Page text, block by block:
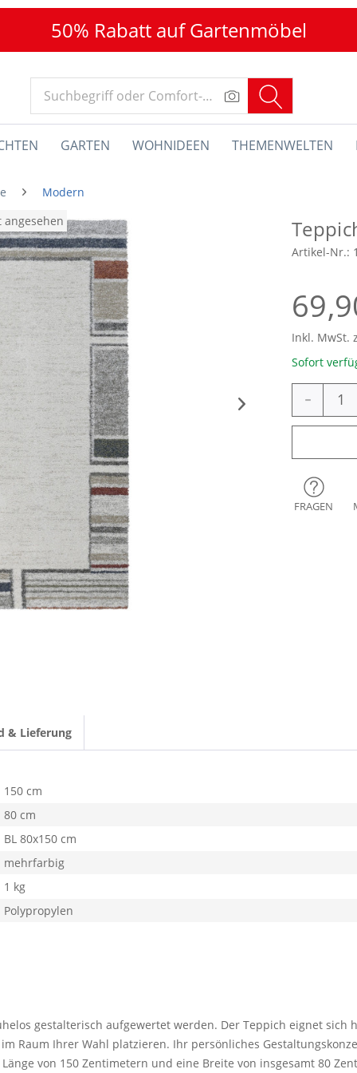
50% Rabatt auf Gartenmöbel
GARTEN WOHNIDEEN THEMENWELTEN
Modern
Artikel-Nr.:
Inkl. MwSt.
Sofort
-
FRAGEN
& Lieferung
gestalterisch aufgewertet werden. Der Teppich eignet sich
Raum Ihrer Wahl platzieren. Ihr persönliches
von 150 Zentimetern und eine Breite von insgesamt 80
150 cm
80 cm
BL 80x150 cm
mehrfarbig
1 kg
Polypropylen